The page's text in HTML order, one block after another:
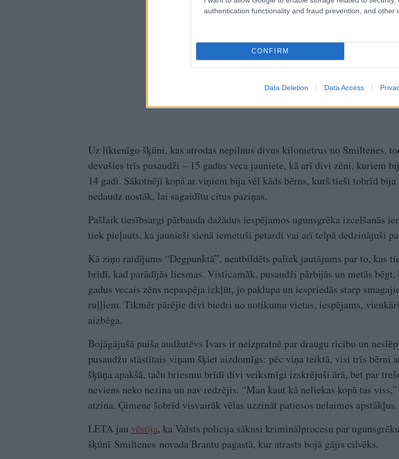
authentication functionality and fraud prevention, and other
CONFIRM
Data Deletion Data Access
Uz liktenīgo šķūni, kas atrodas nepilnus divus kilometrus no Smiltenes,
devušies trīs pusaudži – 15 gadus veca jauniete, kā arī divi zēni, kuriem
14 gadi. Sākotnēji kopā ar viņiem bija vēl kāds bērns, kurš tieši tobrīd
nedaudz nostāk, lai sagaidītu citus paziņas.
Pašlaik tiesībsargi pārbauda dažādus iespējamos ugunsgrēka izcelšanās
tiek pieļauts, ka jaunieši sienā iemetuši petardi vai arī telpā dedzinājuši
Kā ziņo raidījums “Degpunktā”, neatbildēts paliek jautājums par to, kas
brīdī, kad parādījās liesmas. Visticamāk, pusaudži pārbijās un metās bēgt,
gadus vecais zēns nepaspēja izkļūt, jo paklupa un iespriedās starp
ruļļiem. Tikmēr pārējie divi biedri no notikuma vietas, iespējams,
aizbēga.
Bojāgājušā puiša audžutēvs Ivars ir neizpratnē par draugu rīcību un
pusaudžu stāstītais viņam šķiet aizdomīgs: pēc viņa teiktā, visi trīs bērni
šķūņa apakšā, taču briesmu brīdī divi veiksmīgi izskrējuši ārā, bet par
neviens neko nezina un nav redzējis. “Man kaut kā neliekas kopā tas
atzina. Ģimene šobrīd visvairāk vēlas uzzināt patiesos nelaimes apstākļus.
LETA jau vēstīja, ka Valsts policija sākusi kriminālprocesu par ugunsgrēku
šķūnī Smiltenes novada Brantu pagastā, kur atrasts bojā gājis cilvēks.